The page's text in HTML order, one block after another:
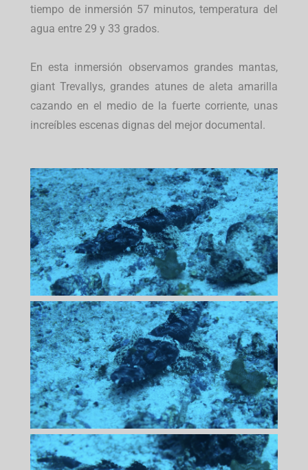
tiempo de inmersión 57 minutos, temperatura del
agua entre 29 y 33 grados.
En esta inmersión observamos grandes mantas,
giant Trevallys, grandes atunes de aleta amarilla
cazando en el medio de la fuerte corriente, unas
increíbles escenas dignas del mejor documental.